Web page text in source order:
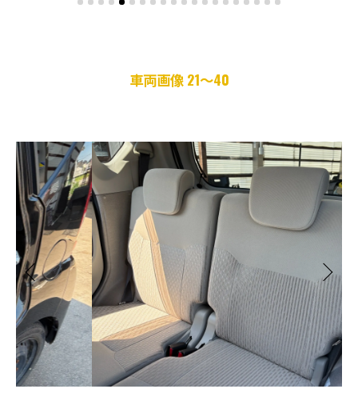
車両画像 21～40